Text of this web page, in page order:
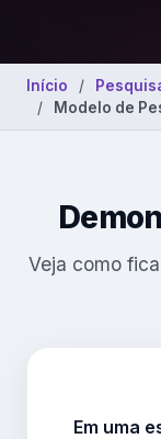
Início
Modelo de
Veja como
Em uma